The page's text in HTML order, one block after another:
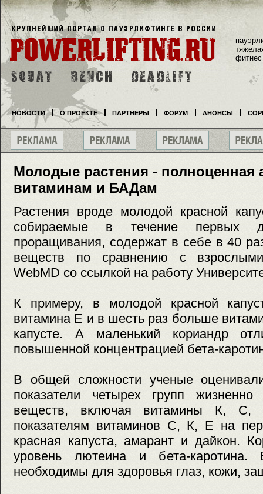
Молодые растения - полноценная
витаминам и БАДам
Растения вроде молодой красной
собираемые в течение первых
проращивания, содержат в себе в 40
веществ по сравнению с
WebMD со ссылкой на работу
К примеру, в молодой красной
витамина Е и в шесть раз больше
капусте. А маленький кориандр
повышенной концентрацией бета-
В общей сложности ученые
показатели четырех групп
веществ, включая витамины К, С,
показателям витаминов С, К, Е на
красная капуста, амарант и дайкон.
уровень лютеина и бета-каротина.
необходимы для здоровья глаз, кожи,
фитнес
НОВОСТИ О ПРОЕКТЕ ПАРТНЕРЫ ФОРУМ АНОНСЫ